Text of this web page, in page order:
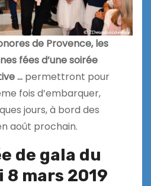
de Provence, les
fées d’une soirée
… permettront pour
fois d’embarquer,
jours, à bord des
août prochain.
de gala du
mars 2019